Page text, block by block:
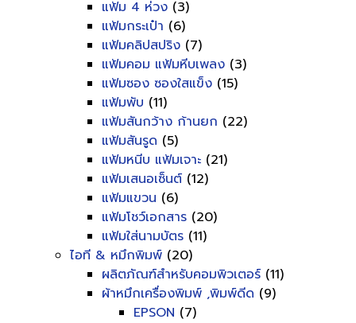
แฟ้ม 4 ห่วง (3)
แฟ้มกระเป๋า (6)
แฟ้มคลิปสปริง (7)
แฟ้มคอม แฟ้มหีบเพลง (3)
แฟ้มซอง ซองใสแข็ง (15)
แฟ้มพับ (11)
แฟ้มสันกว้าง ก้านยก (22)
แฟ้มสันรูด (5)
แฟ้มหนีบ แฟ้มเจาะ (21)
แฟ้มเสนอเซ็นต์ (12)
แฟ้มแขวน (6)
แฟ้มโชว์เอกสาร (20)
แฟ้มใส่นามบัตร (11)
ไอที & หมึกพิมพ์ (20)
ผลิตภัณฑ์สำหรับคอมพิวเตอร์ (11)
ผ้าหมึกเครื่องพิมพ์ ,พิมพ์ดีด (9)
EPSON (7)